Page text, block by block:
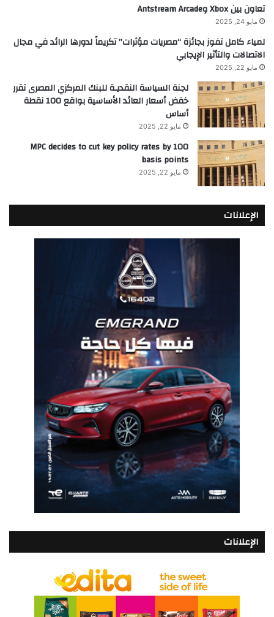
تعاون بين Xbox وAntstream Arcade
مايو 24, 2025
لمياء كامل تفوز بجائزة “مصريات مؤثرات” تكريماً لدورها الرائد في مجال
الاتصالات والتأثير الإيجابي
مايو 22, 2025
لجنة السياسة النقديـة للبنك المركزي المصرى تقرر
خفض أسعار العائد الأساسية بواقع 100 نقطة
أساس
مايو 22, 2025
MPC decides to cut key policy rates by 100
basis points
مايو 22, 2025
الإعلانات
الإعلانات